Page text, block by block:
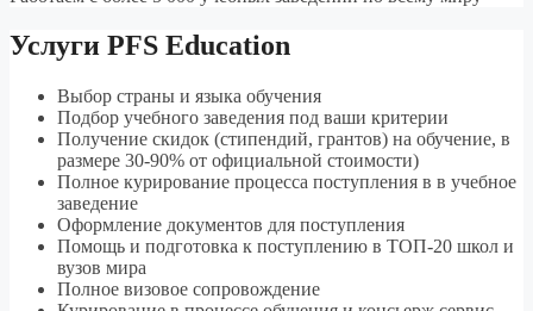
Услуги PFS Education
Выбор страны и языка обучения
Подбор учебного заведения под ваши критерии
Получение скидок (стипендий, грантов) на обучение, в
размере 30-90% от официальной стоимости)
Полное курирование процесса поступления в в учебное
заведение
Оформление документов для поступления
Помощь и подготовка к поступлению в ТОП-20 школ и
вузов мира
Полное визовое сопровождение